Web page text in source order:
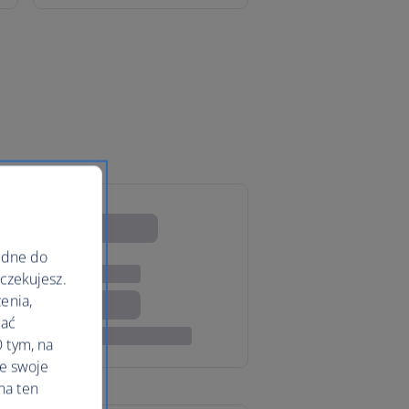
do
tym, na
swoje
ten